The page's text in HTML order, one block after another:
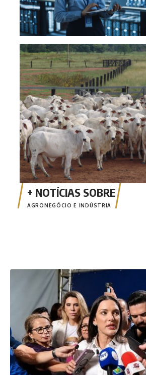
AGRONEGÓCIO E INDÚSTRIA